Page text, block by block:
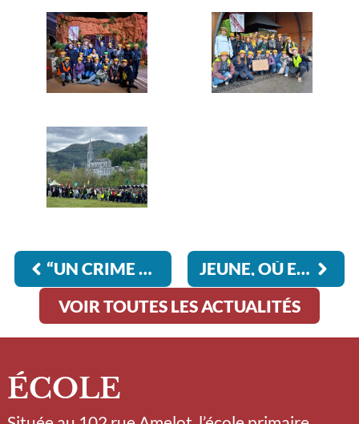
“UN CRIME PEUT ÊTRE UNE ŒUVRE D’ART, ET UN DÉTECTIVE UN ARTISTE.” (AGATHA CHRISTIE)
JEUNE, OÙ EST MA LIBERTÉ D’EXPRESSION ?
VOIR TOUTES LES ACTUALITÉS
ÉCOLE